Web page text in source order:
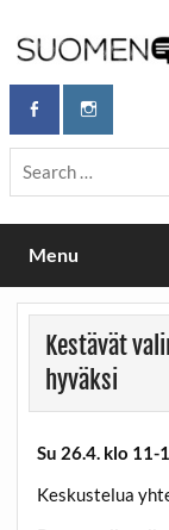
content
26.–27.9.2026
Menu
Kestävät
hyväksi
Su 26.4. klo 11-
Keskustelua